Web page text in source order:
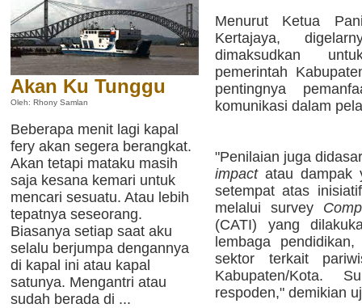
Akan Ku Tunggu
Oleh: Rhony Samlan
Beberapa menit lagi kapal
fery akan segera berangkat.
Akan tetapi mataku masih
saja kesana kemari untuk
mencari sesuatu. Atau lebih
tepatnya seseorang.
Biasanya setiap saat aku
selalu berjumpa dengannya
di kapal ini atau kapal
satunya. Mengantri atau
sudah berada di ...
Menurut Ketua
Kertajaya,
dimaksudkan
pemerintah
pentingnya
komunikasi dalam
"Penilaian juga
impactatau dampak
setempat atas
melalui survey
(CATI) yang
lembaga
sektor terkait
Kabupaten/Kota.
respoden," demikian